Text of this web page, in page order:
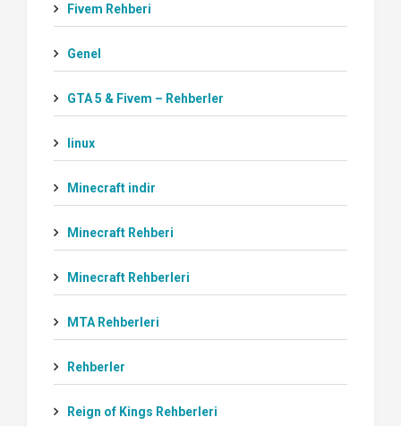
Fivem Rehberi
Genel
GTA 5 & Fivem – Rehberler
linux
Minecraft indir
Minecraft Rehberi
Minecraft Rehberleri
MTA Rehberleri
Rehberler
Reign of Kings Rehberleri